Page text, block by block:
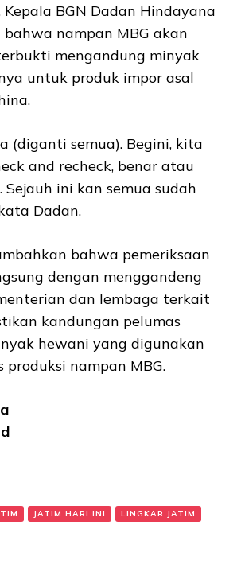
Kepala BGN Dadan Hindayana
bahwa nampan MBG akan
mengandung minyak
untuk produk impor asal
(diganti semua). Begini, kita
and recheck, benar atau
ini kan semua sudah
Dadan.
bahwa pemeriksaan
dengan menggandeng
dan lembaga terkait
kandungan pelumas
hewani yang digunakan
produksi nampan MBG.
JATIM HARI INI LINGKAR JATIM